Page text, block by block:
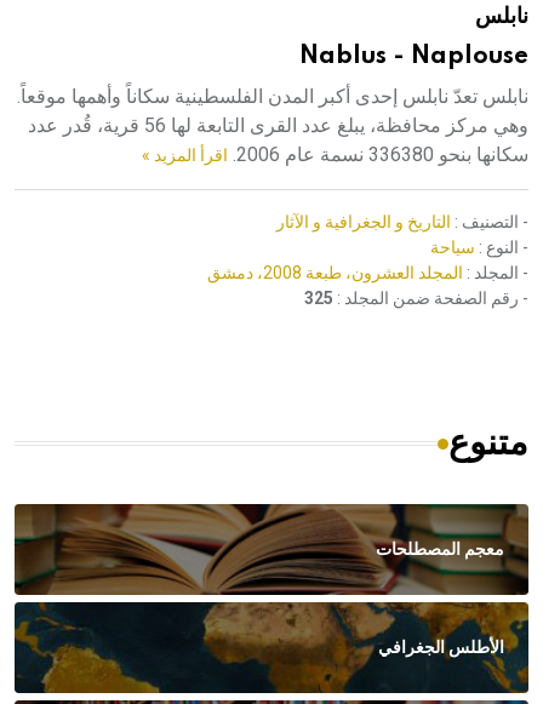
نابلس
Nablus - Naplouse
نابلس تعدّ نابلس إحدى أكبر المدن الفلسطينية سكاناً وأهمها موقعاً.
وهي مركز محافظة، يبلغ عدد القرى التابعة لها 56 قرية، قُدر عدد
سكانها بنحو 336380 نسمة عام 2006.
اقرأ المزيد »
- التصنيف : التاريخ و الجغرافية و الآثار
- النوع : سياحة
- المجلد : المجلد العشرون، طبعة 2008، دمشق
- رقم الصفحة ضمن المجلد : 325
متنوع
معجم المصطلحات
الأطلس الجغرافي